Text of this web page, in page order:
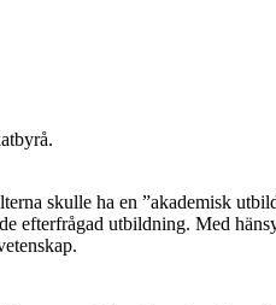
skulle ha en ”akademisk
efterfrågad utbildning. Med